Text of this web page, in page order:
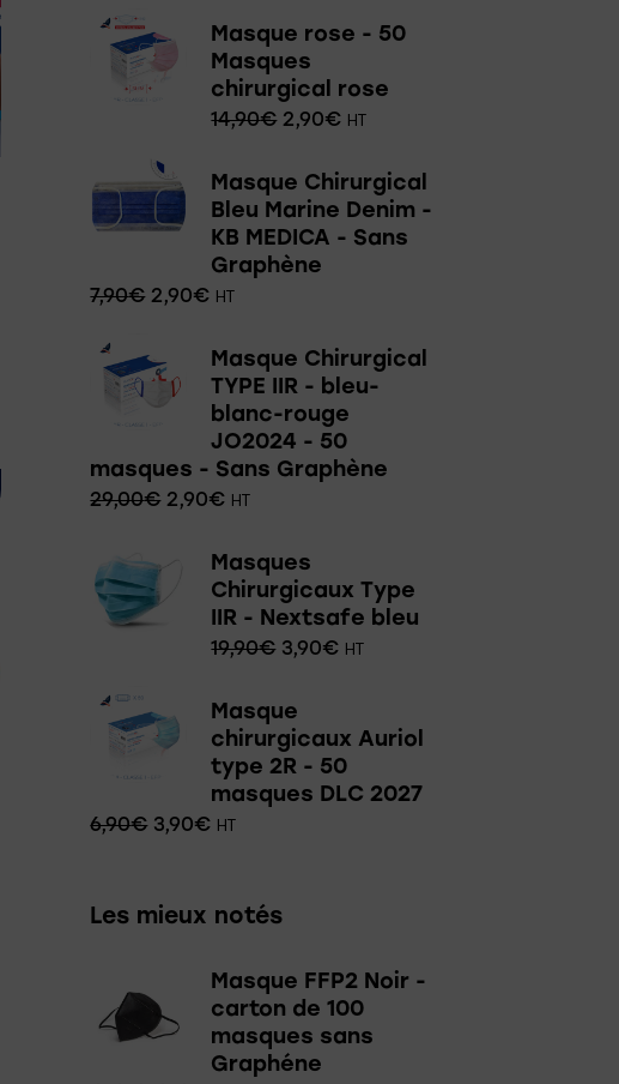
Masque rose - 50
Masques
chirurgical rose
14,90€ 2,90€ HT
Masque Chirurgical
Bleu Marine Denim -
KB MEDICA - Sans
Graphène
7,90€ 2,90€ HT
Masque Chirurgical
TYPE IIR - bleu-
blanc-rouge
JO2024 - 50
masques - Sans Graphène
29,00€ 2,90€ HT
Masques
Chirurgicaux Type
IIR - Nextsafe bleu
19,90€ 3,90€ HT
Masque
chirurgicaux Auriol
type 2R - 50
masques DLC 2027
6,90€ 3,90€ HT
Les mieux notés
Masque FFP2 Noir -
carton de 100
masques sans
Graphéne